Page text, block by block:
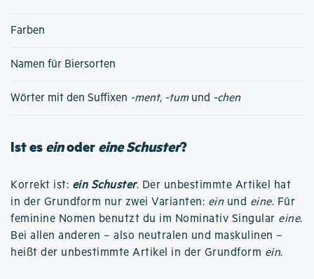
Farben
Namen für Biersorten
Wörter mit den Suffixen -ment, -tumund -chen
Ist eseinodereine Schuster?
Korrekt ist: ein Schuster. Der unbestimmte Artikel hat
in der Grundform nur zwei Varianten: ein und eine. Für
feminine Nomen benutzt du im Nominativ Singular eine.
Bei allen anderen – also neutralen und maskulinen –
heißt der unbestimmte Artikel in der Grundform ein.